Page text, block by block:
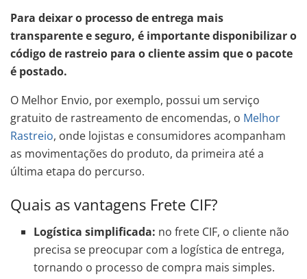
Para deixar o processo de entrega mais
transparente e seguro, é importante disponibilizar o
código de rastreio para o cliente assim que o pacote
é postado.
O Melhor Envio, por exemplo, possui um serviço
gratuito de rastreamento de encomendas, o Melhor
Rastreio, onde lojistas e consumidores acompanham
as movimentações do produto, da primeira até a
última etapa do percurso.
Quais as vantagens Frete CIF?
Logística simplificada: no frete CIF, o cliente não
precisa se preocupar com a logística de entrega,
tornando o processo de compra mais simples.